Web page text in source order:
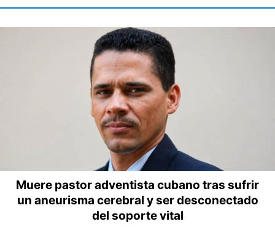
Muere pastor adventista cubano tras sufrir
un aneurisma cerebral y ser desconectado
del soporte vital